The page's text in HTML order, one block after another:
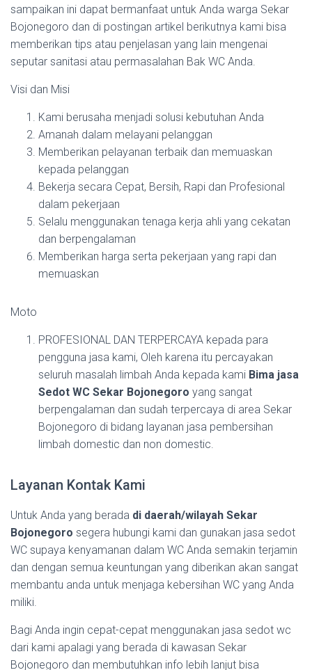
sampaikan ini dapat bermanfaat untuk Anda warga Sekar
Bojonegoro dan di postingan artikel berikutnya kami bisa
memberikan tips atau penjelasan yang lain mengenai
seputar sanitasi atau permasalahan Bak WC Anda.
Visi dan Misi
Kami berusaha menjadi solusi kebutuhan Anda
Amanah dalam melayani pelanggan
Memberikan pelayanan terbaik dan memuaskan
kepada pelanggan
Bekerja secara Cepat, Bersih, Rapi dan Profesional
dalam pekerjaan
Selalu menggunakan tenaga kerja ahli yang cekatan
dan berpengalaman
Memberikan harga serta pekerjaan yang rapi dan
memuaskan
Moto
PROFESIONAL DAN TERPERCAYA kepada para
pengguna jasa kami, Oleh karena itu percayakan
seluruh masalah limbah Anda kepada kami Bima jasa
Sedot WC Sekar Bojonegoro yang sangat
berpengalaman dan sudah terpercaya di area Sekar
Bojonegoro di bidang layanan jasa pembersihan
limbah domestic dan non domestic.
Layanan Kontak Kami
Untuk Anda yang berada di daerah/wilayah Sekar
Bojonegoro segera hubungi kami dan gunakan jasa sedot
WC supaya kenyamanan dalam WC Anda semakin terjamin
dan dengan semua keuntungan yang diberikan akan sangat
membantu anda untuk menjaga kebersihan WC yang Anda
miliki.
Bagi Anda ingin cepat-cepat menggunakan jasa sedot wc
dari kami apalagi yang berada di kawasan Sekar
Bojonegoro dan membutuhkan info lebih lanjut bisa